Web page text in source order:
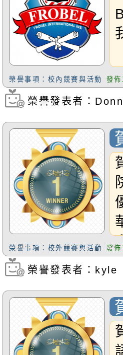
榮譽事項：校內競賽與活動 發
瀏覽次數：284
榮譽發表者：
榮譽事項：校外競賽與活動 發
瀏覽次數：1023
榮譽發表者：kyle